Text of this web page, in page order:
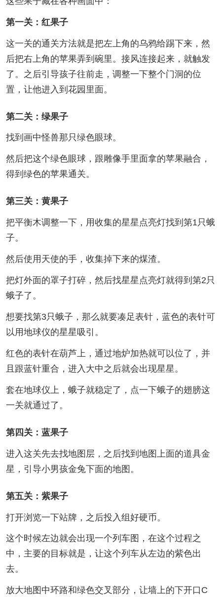
第一关：红果子
这一关的通关方法就是把左上角的乌鸦给踢下来，然
后把右上角的苹果弄到碗里。接风连接起来，就触发
了。之后引导孩子往前走，调整一下整个门洞的位
置，让他进入到花园里面。
第二关：绿果子
找到画中怪兽那只绿色眼球。
然后把这个绿色眼球，跟雕像手里面拿的苹果融合，
得到绿色的苹果通关。
第三关：黄果子
把平衡木调整一下，用收集的星星点亮灯找到第1只蛾
子。
然后使用天使的手，收集掉下来的煤渣。
把灯外面的罩子打碎，然后找星星点亮灯就得到第2只
蛾子了。
想要找第3只蛾子，那么就要凑足表针，蓝色的表针可
以用地球仪的星星吸引。
红色的表针在葫芦上，通过地炉加热就可以位了，并
且跟蓝针重合，进入大中之后就会出现星星。
套在地球仪上，蛾子就稳定了，点一下蛾子的翅膀这
一关就通过了。
第四关：蓝果子
进入这关先去找地图层，之后找到地图上面的道具金
星，引导小男孩金兔下面的地图。
第五关：紫果子
打开浏览一下站牌，之后投入组好硬币。
这个时候左边就会出现一个列车图，在这个过程之
中，主要的目标就是，让这个列车从左边的紫色出
去。
放大地图中环路和绿色交叉部分，让墙上的下开口C